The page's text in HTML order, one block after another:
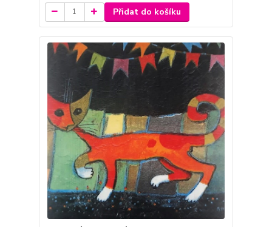
Přidat do košíku